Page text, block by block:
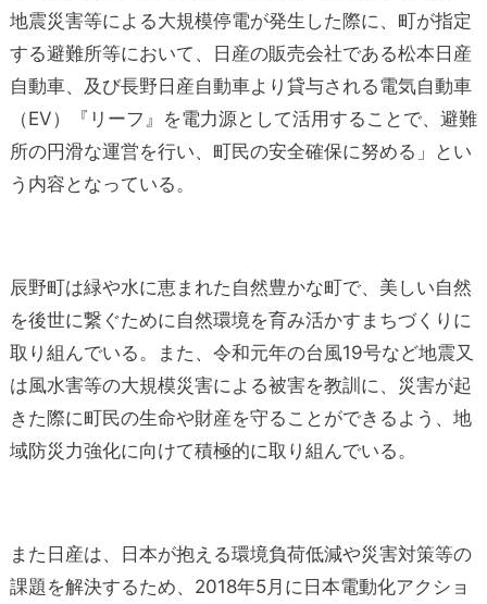
地震災害等による大規模停電が発生した際に、町が指定
する避難所等において、日産の販売会社である松本日産
自動車、及び長野日産自動車より貸与される電気自動車
（EV）『リーフ』を電力源として活用することで、避難
所の円滑な運営を行い、町民の安全確保に努める」とい
う内容となっている。
辰野町は緑や水に恵まれた自然豊かな町で、美しい自然
を後世に繋ぐために自然環境を育み活かすまちづくりに
取り組んでいる。また、令和元年の台風19号など地震又
は風水害等の大規模災害による被害を教訓に、災害が起
きた際に町民の生命や財産を守ることができるよう、地
域防災力強化に向けて積極的に取り組んでいる。
また日産は、日本が抱える環境負荷低減や災害対策等の
課題を解決するため、2018年5月に日本電動化アクショ